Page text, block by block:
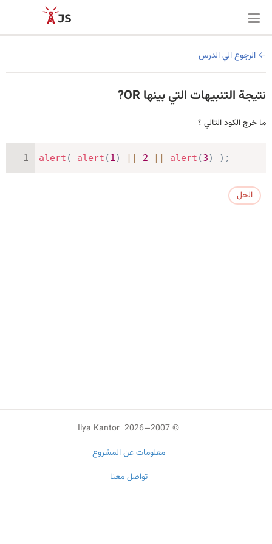
الرجوع الي الدرس
نتيجة التنبيهات التي بينها OR?
ما خرج الكود التالي ؟
alert ( alert (1) || 2 || alert (3) ) ;
الحل
© 2007—2026 Ilya Kantor
معلومات عن المشروع
تواصل معنا